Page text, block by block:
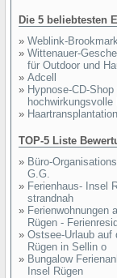
Die 5 beliebtesten
» Weblink-
» Wittenauer-
für Outdoor und
» Adcell
» Hypnose-CD-Shop
hochwirkungsvolle
» Haartransplantation
TOP-5 Liste
» Büro-
G.G.
» Ferienhaus- Insel
strandnah
» Ferienwohnungen
Rügen -
» Ostsee-Urlaub auf
Rügen in Sellin o
» Bungalow
Insel Rügen